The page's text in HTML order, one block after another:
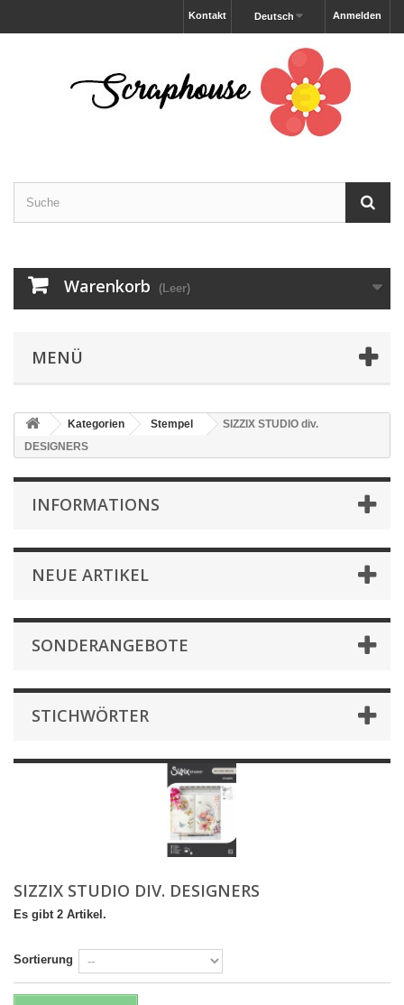
Anmelden
Deutsch
Kontakt
Warenkorb (Leer)
MENÜ
Kategorien Stempel
SIZZIX STUDIO div.
DESIGNERS
INFORMATIONS
NEUE ARTIKEL
SONDERANGEBOTE
STICHWÖRTER
SIZZIX STUDIO DIV. DESIGNERS
Es gibt 2 Artikel.
Sortierung